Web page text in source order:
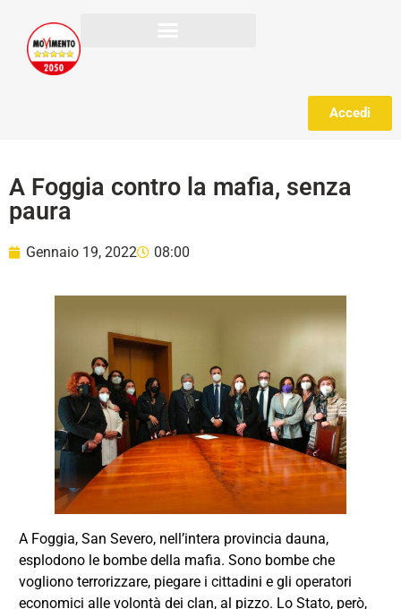
Accedi
A Foggia contro la mafia, senza
paura
Gennaio 19, 2022 08:00
A Foggia, San Severo, nell’intera provincia dauna,
esplodono le bombe della mafia. Sono bombe che
vogliono terrorizzare, piegare i cittadini e gli operatori
economici alle volontà dei clan, al pizzo. Lo Stato, però,